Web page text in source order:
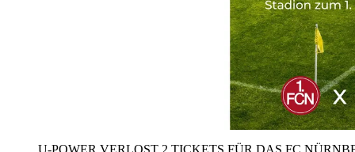
U‑POWER VERLOST 2 TICKETS FÜR DAS FC